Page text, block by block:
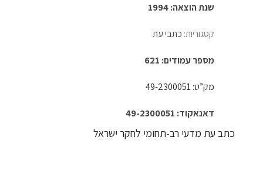
שנת הוצאה: 1994
קטגוריות: כתבי עת
מספר עמודים: 621
מק”ט: 49-2300051
דאנאקוד: 49-2300051
כתב עת מדעי רב-תחומי לחקר ישראל